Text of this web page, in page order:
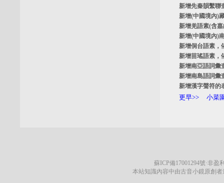
新增先秦韻繫聯
新增(中國境內)
新增羌語素(含
新增(中國境內)
新增侗台語素，
新增苗瑤語素，
新增南亞語詞彙
新增南島語詞彙
新增漢字聲符的
更早>> 小菜
蘇ICP備17001294號·非盈
本站知識內容中由古音小鏡原創